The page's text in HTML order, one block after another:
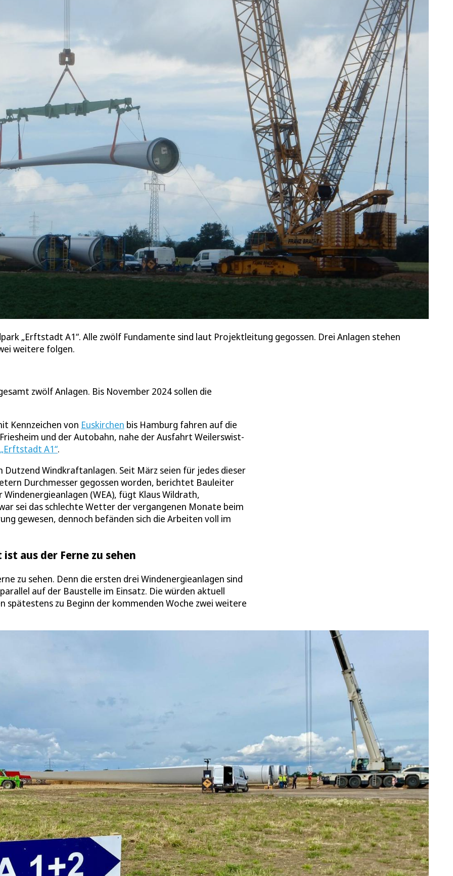
„Erftstadt A1“. Alle zwölf Fundamente sind laut Projektleitung gegossen. Drei Anlagen stehen
weitere folgen.
zwölf Anlagen. Bis November 2024 sollen die
Kennzeichen von Euskirchen bis Hamburg fahren auf die
und der Autobahn, nahe der Ausfahrt Weilerswist-
A1“.
Windkraftanlagen. Seit März seien für jedes dieser
Durchmesser gegossen worden, berichtet Bauleiter
(WEA), fügt Klaus Wildrath,
sei das schlechte Wetter der vergangenen Monate beim
gewesen, dennoch befänden sich die Arbeiten voll im
aus der Ferne zu sehen
zu sehen. Denn die ersten drei Windenergieanlagen sind
auf der Baustelle im Einsatz. Die würden aktuell
zu Beginn der kommenden Woche zwei weitere